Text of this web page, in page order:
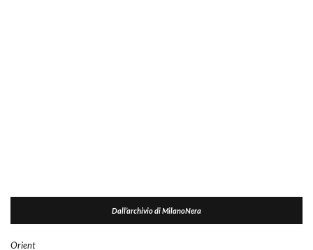
Dall’archivio di MilanoNera
Orient